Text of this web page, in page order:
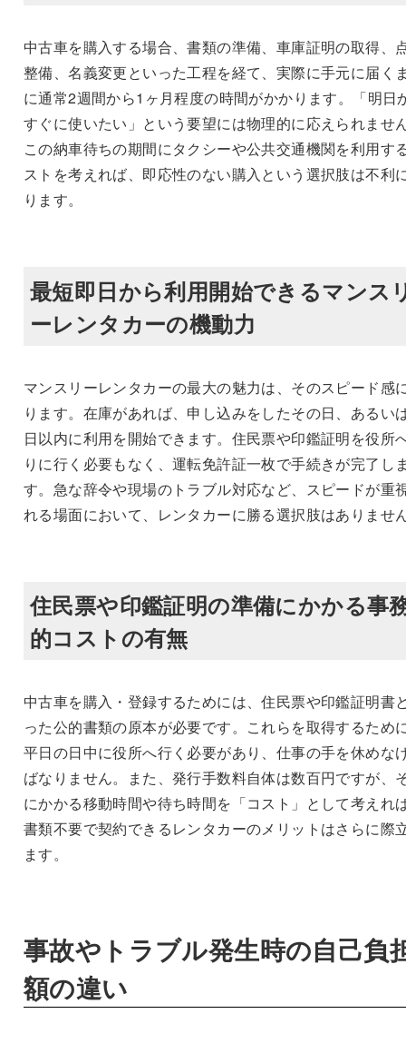
中古車を購入する場合、書類の準備、車庫証明の取得、
整備、名義変更といった工程を経て、実際に手元に届く
に通常2週間から1ヶ月程度の時間がかかります。「明日
すぐに使いたい」という要望には物理的に応えられませ
この納車待ちの期間にタクシーや公共交通機関を利用す
ストを考えれば、即応性のない購入という選択肢は不利
ります。
最短即日から利用開始できるマンス
ーレンタカーの機動力
マンスリーレンタカーの最大の魅力は、そのスピード感
ります。在庫があれば、申し込みをしたその日、あるい
日以内に利用を開始できます。住民票や印鑑証明を役所
りに行く必要もなく、運転免許証一枚で手続きが完了し
す。急な辞令や現場のトラブル対応など、スピードが重
れる場面において、レンタカーに勝る選択肢はありませ
住民票や印鑑証明の準備にかかる事
的コストの有無
中古車を購入・登録するためには、住民票や印鑑証明書
った公的書類の原本が必要です。これらを取得するため
平日の日中に役所へ行く必要があり、仕事の手を休めな
ばなりません。また、発行手数料自体は数百円ですが、
にかかる移動時間や待ち時間を「コスト」として考えれ
書類不要で契約できるレンタカーのメリットはさらに際
ます。
事故やトラブル発生時の自己負
額の違い